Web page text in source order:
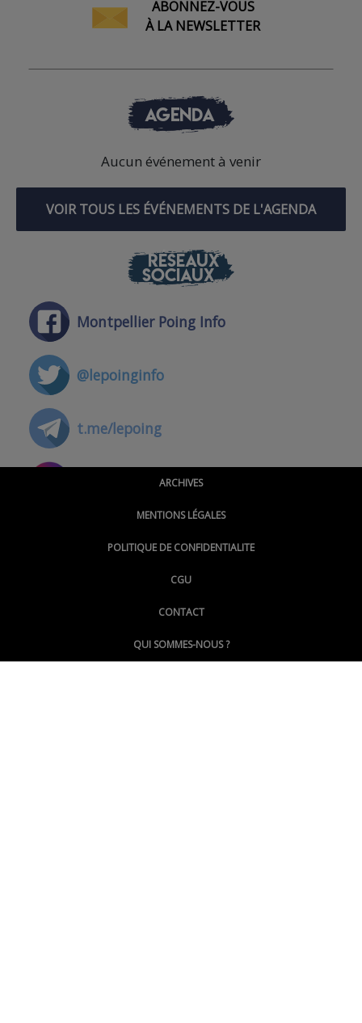
ABONNEZ-VOUS
À LA NEWSLETTER
AGENDA
Aucun événement à venir
VOIR TOUS LES ÉVÉNEMENTS DE L'AGENDA
RÉSEAUX
SOCIAUX
Montpellier Poing Info
@lepoinginfo
t.me/lepoing
@montpellierpoinginfo
@LePoingMontpellier
ARCHIVES
MENTIONS LÉGALES
POLITIQUE DE CONFIDENTIALITE
CGU
CONTACT
QUI SOMMES-NOUS ?